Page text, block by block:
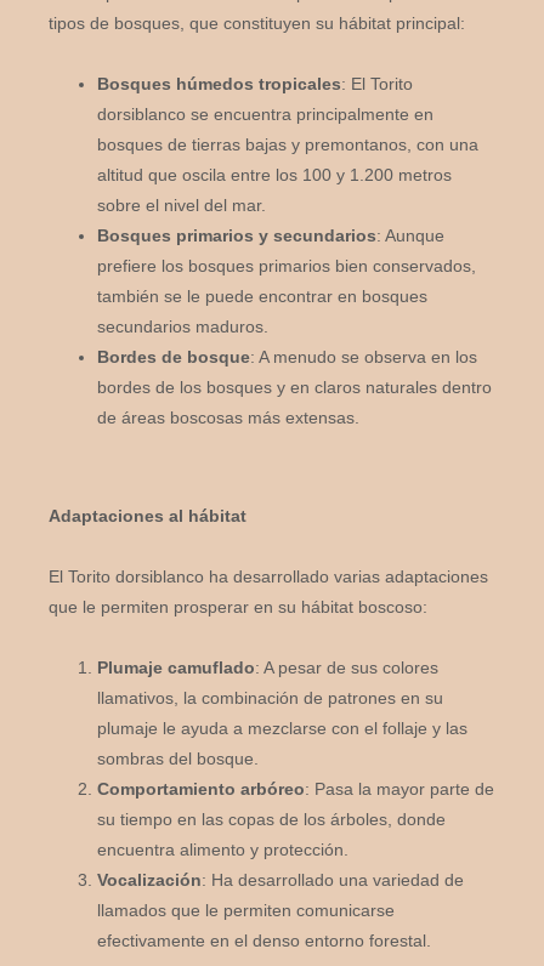
tipos de bosques, que constituyen su hábitat principal:
Bosques húmedos tropicales: El Torito
dorsiblanco se encuentra principalmente en
bosques de tierras bajas y premontanos, con una
altitud que oscila entre los 100 y 1.200 metros
sobre el nivel del mar.
Bosques primarios y secundarios: Aunque
prefiere los bosques primarios bien conservados,
también se le puede encontrar en bosques
secundarios maduros.
Bordes de bosque: A menudo se observa en los
bordes de los bosques y en claros naturales dentro
de áreas boscosas más extensas.
Adaptaciones al hábitat
El Torito dorsiblanco ha desarrollado varias adaptaciones
que le permiten prosperar en su hábitat boscoso:
Plumaje camuflado: A pesar de sus colores
llamativos, la combinación de patrones en su
plumaje le ayuda a mezclarse con el follaje y las
sombras del bosque.
Comportamiento arbóreo: Pasa la mayor parte de
su tiempo en las copas de los árboles, donde
encuentra alimento y protección.
Vocalización: Ha desarrollado una variedad de
llamados que le permiten comunicarse
efectivamente en el denso entorno forestal.